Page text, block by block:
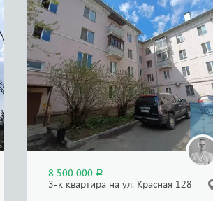
8 500 000 Р
3-к квартира на ул. Красная 128